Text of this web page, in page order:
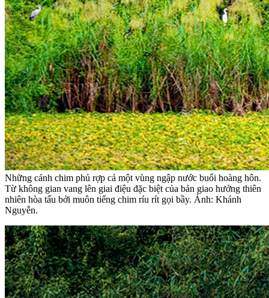
Những cánh chim phủ rợp cả một vùng ngập nước buổi hoàng hôn.
Từ không gian vang lên giai điệu đặc biệt của bản giao hưởng thiên
nhiên hòa tấu bởi muôn tiếng chim ríu rít gọi bầy. Ảnh: Khánh
Nguyễn.